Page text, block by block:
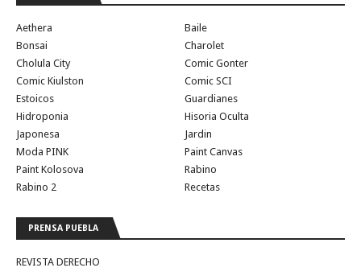
Aethera
Baile
Bonsai
Charolet
Cholula City
Comic Gonter
Comic Kiulston
Comic SCI
Estoicos
Guardianes
Hidroponia
Hisoria Oculta
Japonesa
Jardin
Moda PINK
Paint Canvas
Paint Kolosova
Rabino
Rabino 2
Recetas
PRENSA PUEBLA
REVISTA DERECHO